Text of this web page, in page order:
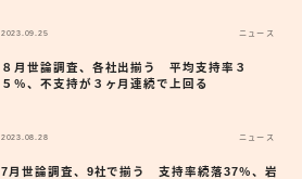
2023.09.25 ニュース
８月世論調査、各社出揃う 平均支持率３
５％、不支持が３ヶ月連続で上回る
2023.08.28 ニュース
7月世論調査、9社で揃う 支持率続落37％、岩